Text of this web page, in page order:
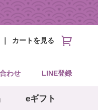
カートを見る
わせ LINE登録
eギフト